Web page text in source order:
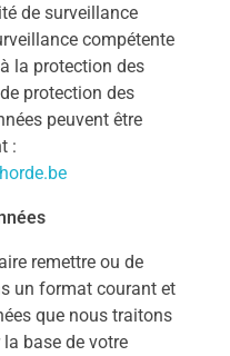
de surveillance
compétente
la protection des
protection des
peuvent être
:
remettre ou de
un format courant et
que nous traitons
base de votre